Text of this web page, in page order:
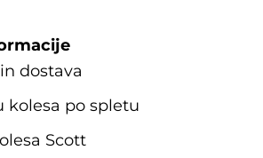
dostava
kolesa po spletu
Scott